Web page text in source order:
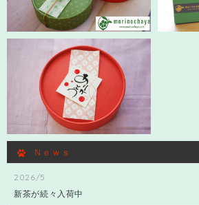
Ｎｅｗｓ
2026/5
新茶が続々入荷中